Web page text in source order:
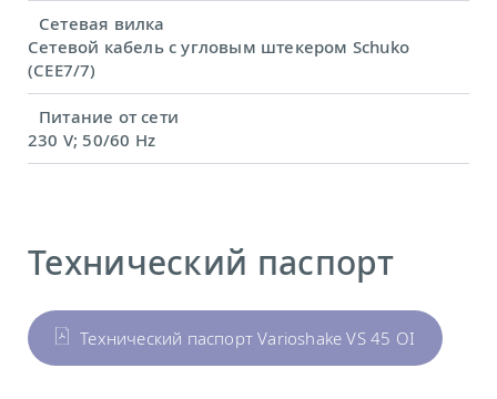
Сетевая вилка
Сетевой кабель с угловым штекером Schuko
(CEE7/7)
Питание от сети
230 V; 50/60 Hz
Технический паспорт
Технический паспорт Varioshake VS 45 OI